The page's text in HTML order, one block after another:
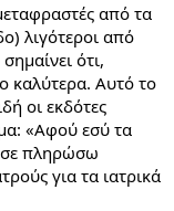
από τα
λιγότεροι από
ότι,
καλύτερα. Αυτό το
οι εκδότες
«Αφού εσύ τα
σε πληρώσω
για τα ιατρικά